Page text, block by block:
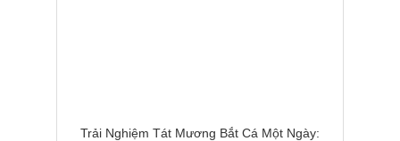
Trải Nghiệm Tát Mương Bắt Cá Một Ngày: